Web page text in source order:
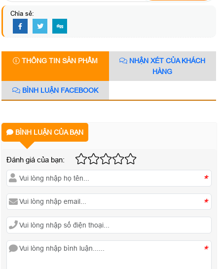
Chia sẻ:
THÔNG TIN SẢN PHẨM
NHẬN XÉT CỦA KHÁCH
HÀNG
BÌNH LUẬN FACEBOOK
BÌNH LUẬN CỦA BẠN
Đánh giá của bạn:
*
*
*